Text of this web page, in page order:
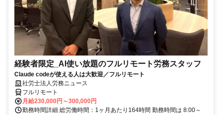
経験者限定_AI使い放題のフルリモート労務スタッフ
Claude codeが使える人は大歓迎／フルリモート
社労士法人労務ニュース
フルリモート
月給230,000円～300,000円
勤務時間詳細 総労働時間：1ヶ月あたり164時間 勤務時間は 8:00～